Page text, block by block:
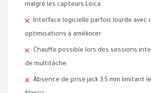
malgré les capteurs Leica.
Interface logicielle parfois lourde avec
optimisations à améliorer.
Chauffe possible lors des sessions
de multitâche.
Absence de prise jack 3,5 mm limitant